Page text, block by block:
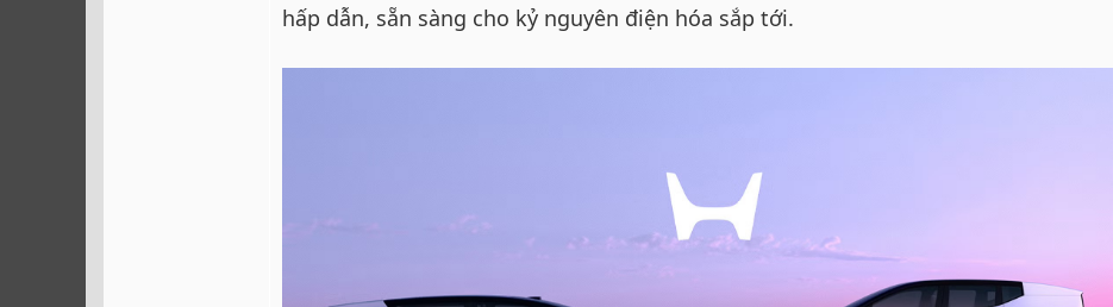
hấp dẫn, sẵn sàng cho kỷ nguyên điện hóa sắp tới.